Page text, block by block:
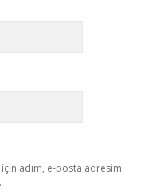
adım, e-posta adresim